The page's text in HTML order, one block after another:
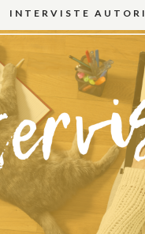
INTERVISTE AUTORI